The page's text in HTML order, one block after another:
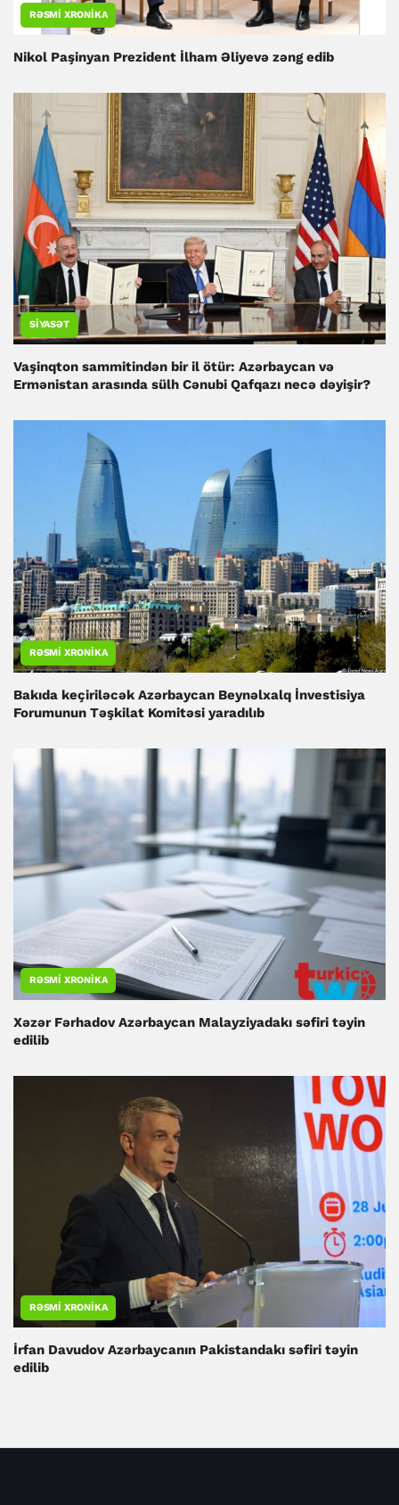
RƏSMI XRONIKA
Nikol Paşinyan Prezident İlham Əliyevə zəng edib
SIYASƏT
Vaşinqton sammitindən bir il ötür: Azərbaycan və
Ermənistan arasında sülh Cənubi Qafqazı necə dəyişir?
RƏSMI XRONIKA
Bakıda keçiriləcək Azərbaycan Beynəlxalq İnvestisiya
Forumunun Təşkilat Komitəsi yaradılıb
RƏSMI XRONIKA
Xəzər Fərhadov Azərbaycan Malayziyadakı səfiri təyin
edilib
RƏSMI XRONIKA
İrfan Davudov Azərbaycanın Pakistandakı səfiri təyin
edilib